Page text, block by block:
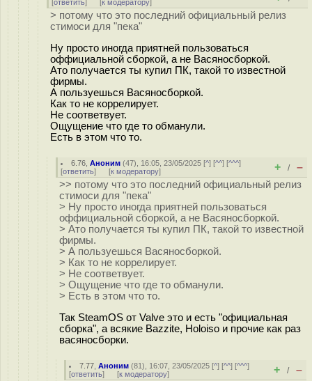
[ответить] [к модератору]
> потому что это последний официальный релиз
стимоси для "пека"
Ну просто иногда приятней пользоваться
оффициальной сборкой, а не Васяносборкой.
Ато получается ты купил ПК, такой то известной
фирмы.
А пользуешься Васяносборкой.
Как то не коррелирует.
Не соответвует.
Ощущение что где то обманули.
Есть в этом что то.
6.76 ,Аноним (47), 16:05, 23/05/2025 [^] [^^] [^^^]
[ответить] [к модератору] + / –
>> потому что это последний официальный релиз
стимоси для "пека"
> Ну просто иногда приятней пользоваться
оффициальной сборкой, а не Васяносборкой.
> Ато получается ты купил ПК, такой то известной
фирмы.
> А пользуешься Васяносборкой.
> Как то не коррелирует.
> Не соответвует.
> Ощущение что где то обманули.
> Есть в этом что то.
Так SteamOS от Valve это и есть "официальная
сборка", а всякие Bazzite, Holoiso и прочие как раз
васяносборки.
7.77 ,Аноним (81), 16:07, 23/05/2025 [^] [^^] [^^^]
[ответить] [к модератору] + / –